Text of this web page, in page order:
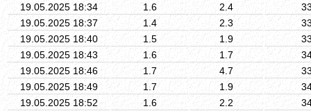
19.05.2025 18:34
1.6 2.4
19.05.2025 18:37
1.4 2.3
19.05.2025 18:40
1.5 1.9
19.05.2025 18:43
1.6 1.7
19.05.2025 18:46
1.7 4.7
19.05.2025 18:49
1.7 1.9
19.05.2025 18:52
1.6 2.2